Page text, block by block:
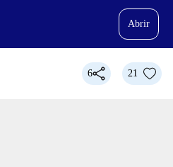
Abrir
6 21